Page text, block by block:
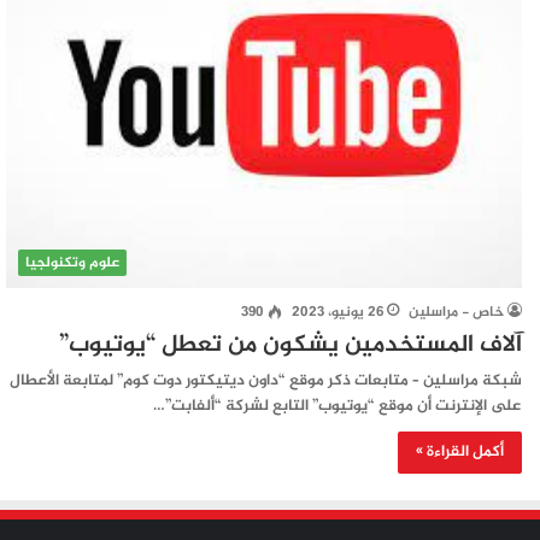
علوم وتكنولجيا
خاص - مراسلين 26 يونيو، 2023 390
آلاف المستخدمين يشكون من تعطل “يوتيوب”
شبكة مراسلين – متابعات ذكر موقع “داون ديتيكتور دوت كوم” لمتابعة الأعطال
على الإنترنت أن موقع “يوتيوب” التابع لشركة “ألفابت”…
أكمل القراءة »